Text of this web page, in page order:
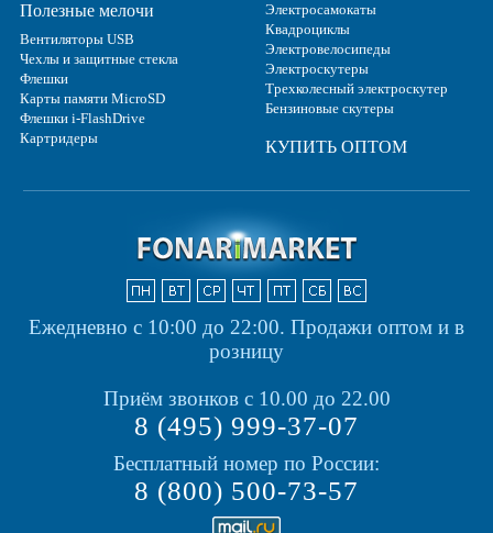
Полезные мелочи
Вентиляторы USB
Чехлы и защитные стекла
Флешки
Карты памяти MicroSD
Флешки i-FlashDrive
Картридеры
Электросамокаты
Квадроциклы
Электровелосипеды
Электроскутеры
Трехколесный электроскутер
Бензиновые скутеры
КУПИТЬ ОПТОМ
Ежедневно с 10:00 до 22:00. Продажи оптом и в
розницу
Приём звонков с 10.00 до 22.00
8 (495) 999-37-07
Бесплатный номер по России:
8 (800) 500-73-57